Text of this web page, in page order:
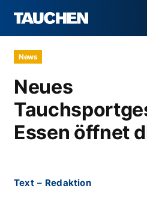
News
Neues
Essen öffnet
Text – Redaktion